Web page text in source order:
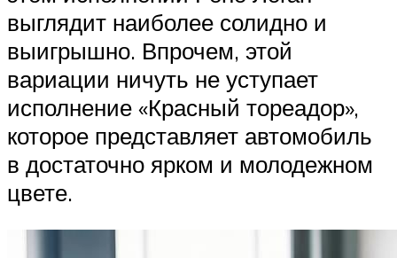
выглядит наиболее солидно и
выигрышно. Впрочем, этой
вариации ничуть не уступает
исполнение «Красный тореадор»,
которое представляет автомобиль
в достаточно ярком и молодежном
цвете.